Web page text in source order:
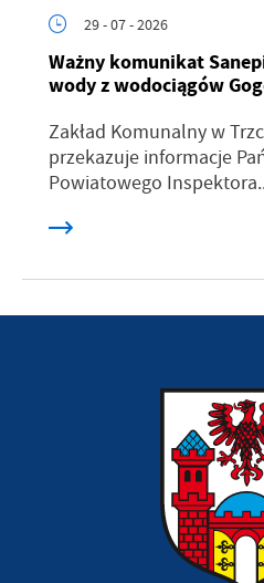
29 - 07 - 2026
Ważny komunikat
wody z wodociągów
Zakład Komunalny w
przekazuje informacje
Powiatowego